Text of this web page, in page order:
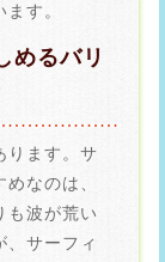
す。
めるバリ
ります。サ
なのは、
も波が荒い
サーフィ